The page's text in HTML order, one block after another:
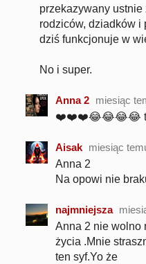
przekazywany
rodziców, dziadków i
dziś funkcjonuje w
No i super.
Anna 2 miesiąc
❤️❤️❤️😂😂😂😂
Aisak miesiąc
Anna 2
Na opowi nie
najmniejsza
Anna 2 nie wolno
życia .Mnie
ten syf.Yo że